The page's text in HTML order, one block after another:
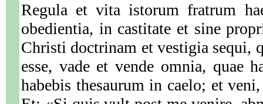
Regula et vita istorum fratrum
obedientia, in castitate et sine
Christi doctrinam et vestigia sequi,
esse, vade et vende omnia, quae
habebis thesaurum in caelo; et